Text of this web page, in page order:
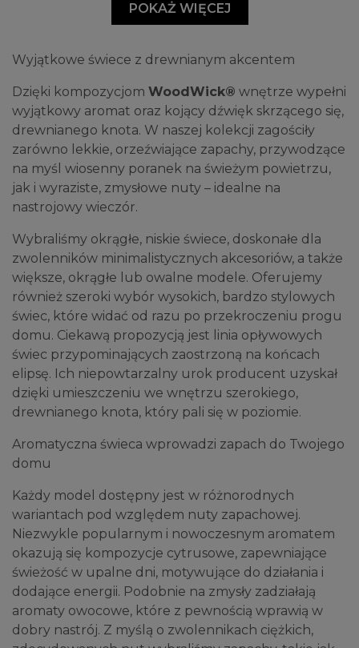
POKAŻ WIĘCEJ
Wyjątkowe świece z drewnianym akcentem
Dzięki kompozycjom WoodWick® wnętrze wypełni
wyjątkowy aromat oraz kojący dźwięk skrzącego się,
drewnianego knota. W naszej kolekcji zagościły
zarówno lekkie, orzeźwiające zapachy, przywodzące
na myśl wiosenny poranek na świeżym powietrzu,
jak i wyraziste, zmysłowe nuty – idealne na
nastrojowy wieczór.
Wybraliśmy okrągłe, niskie świece, doskonałe dla
zwolenników minimalistycznych akcesoriów, a także
większe, okrągłe lub owalne modele. Oferujemy
również szeroki wybór wysokich, bardzo stylowych
świec, które widać od razu po przekroczeniu progu
domu. Ciekawą propozycją jest linia opływowych
świec przypominających zaostrzoną na końcach
elipsę. Ich niepowtarzalny urok producent uzyskał
dzięki umieszczeniu we wnętrzu szerokiego,
drewnianego knota, który pali się w poziomie.
Aromatyczna świeca wprowadzi zapach do Twojego
domu
Każdy model dostępny jest w różnorodnych
wariantach pod względem nuty zapachowej.
Niezwykle popularnym i nowoczesnym aromatem
okazują się kompozycje cytrusowe, zapewniające
świeżość w upalne dni, motywujące do działania i
dodające energii. Podobnie na zmysły zadziałają
aromaty owocowe, które z pewnością wprawią w
dobry nastrój. Z myślą o zwolennikach ciężkich,